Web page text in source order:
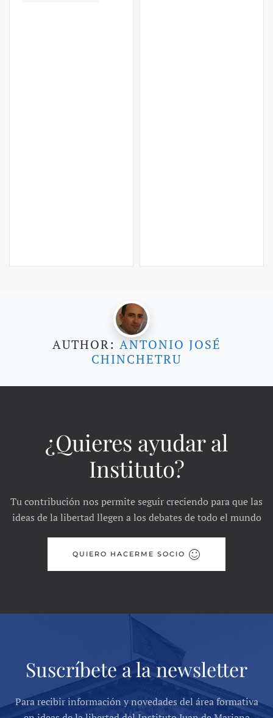
AUTHOR: ANTONIO JOSÉ
CHINCHETRU
¿Quieres ayudar al
Instituto?
Tu contribución nos permite seguir creciendo para que las
ideas de la libertad llegen a los debates de todo el mundo
QUIERO HACERME SOCIO
Suscríbete a la newsletter
Para recibir información y novedades del área formativa